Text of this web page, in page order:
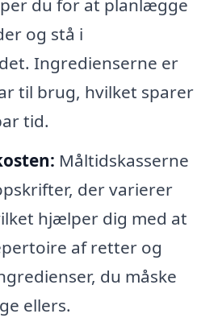
du for at planlægge
og stå i
Ingredienserne er
til brug, hvilket sparer
tid.
Måltidskasserne
der varierer
hjælper dig med at
af retter og
du måske
ellers.